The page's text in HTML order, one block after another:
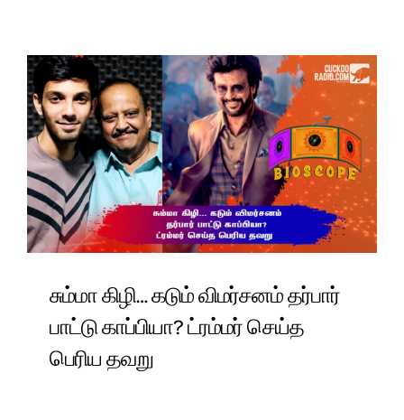
சும்மா கிழி… கடும் விமர்சனம் தர்பார்
பாட்டு காப்பியா? ட்ரம்மர் செய்த
பெரிய தவறு